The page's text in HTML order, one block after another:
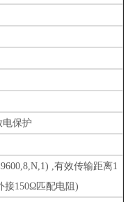
电保护
,有效传输距离1
接150Ω匹配电阻)